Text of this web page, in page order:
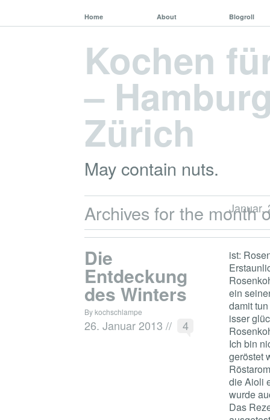
Home About Blogroll
Kochen
–
Zürich
May contain nuts.
Archives for the month
Januar,
Die
Entdeckung
des Winters
By kochschlampe
26. Januar 2013 // 4
ist:
ein
damit
isser
Ich bin
geröstet
die Aioli
wurde
Das